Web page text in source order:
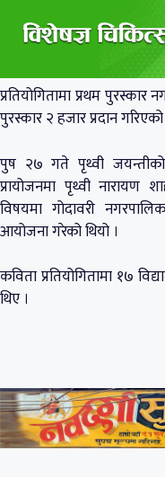
प्रतियोगितामा प्रथम
पुरस्कार २ हजार प्रदान गरिएको
पुष २७ गते पृथ्वी
प्रायोजनमा पृथ्वी नारायण
विषयमा गोदावरी
आयोजना गरेको थियो ।
कविता प्रतियोगितामा १७
थिए ।